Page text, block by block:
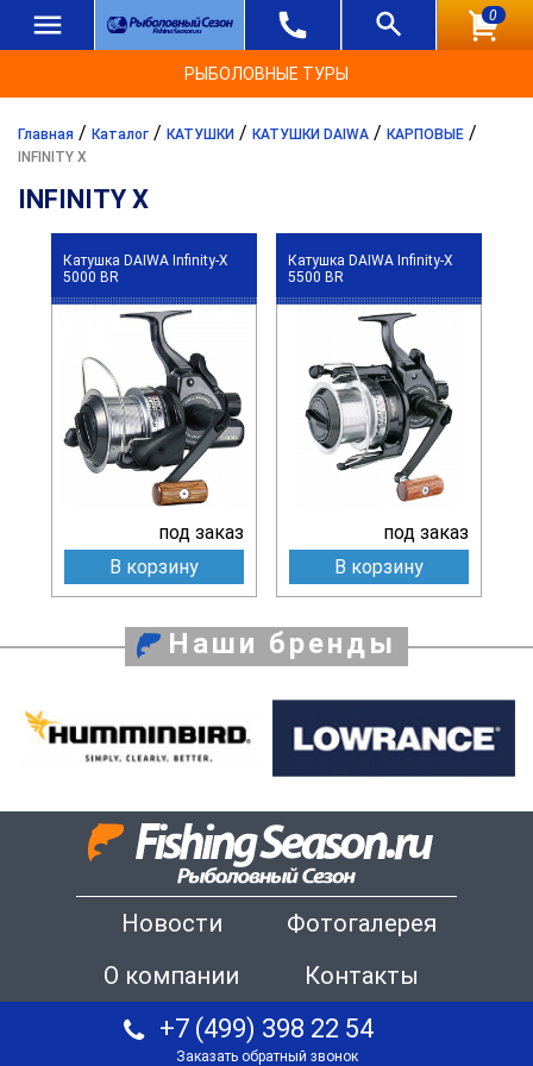
0
РЫБОЛОВНЫЕ ТУРЫ
Главная / Каталог / КАТУШКИ / КАТУШКИ DAIWA / КАРПОВЫЕ /
INFINITY X
INFINITY X
Катушка DAIWA Infinity-X
5000 BR
под заказ
В корзину
Катушка DAIWA Infinity-X
5500 BR
под заказ
В корзину
Наши бренды
Новости
Фотогалерея
О компании
Контакты
+7 (499) 398 22 54
Заказать обратный звонок